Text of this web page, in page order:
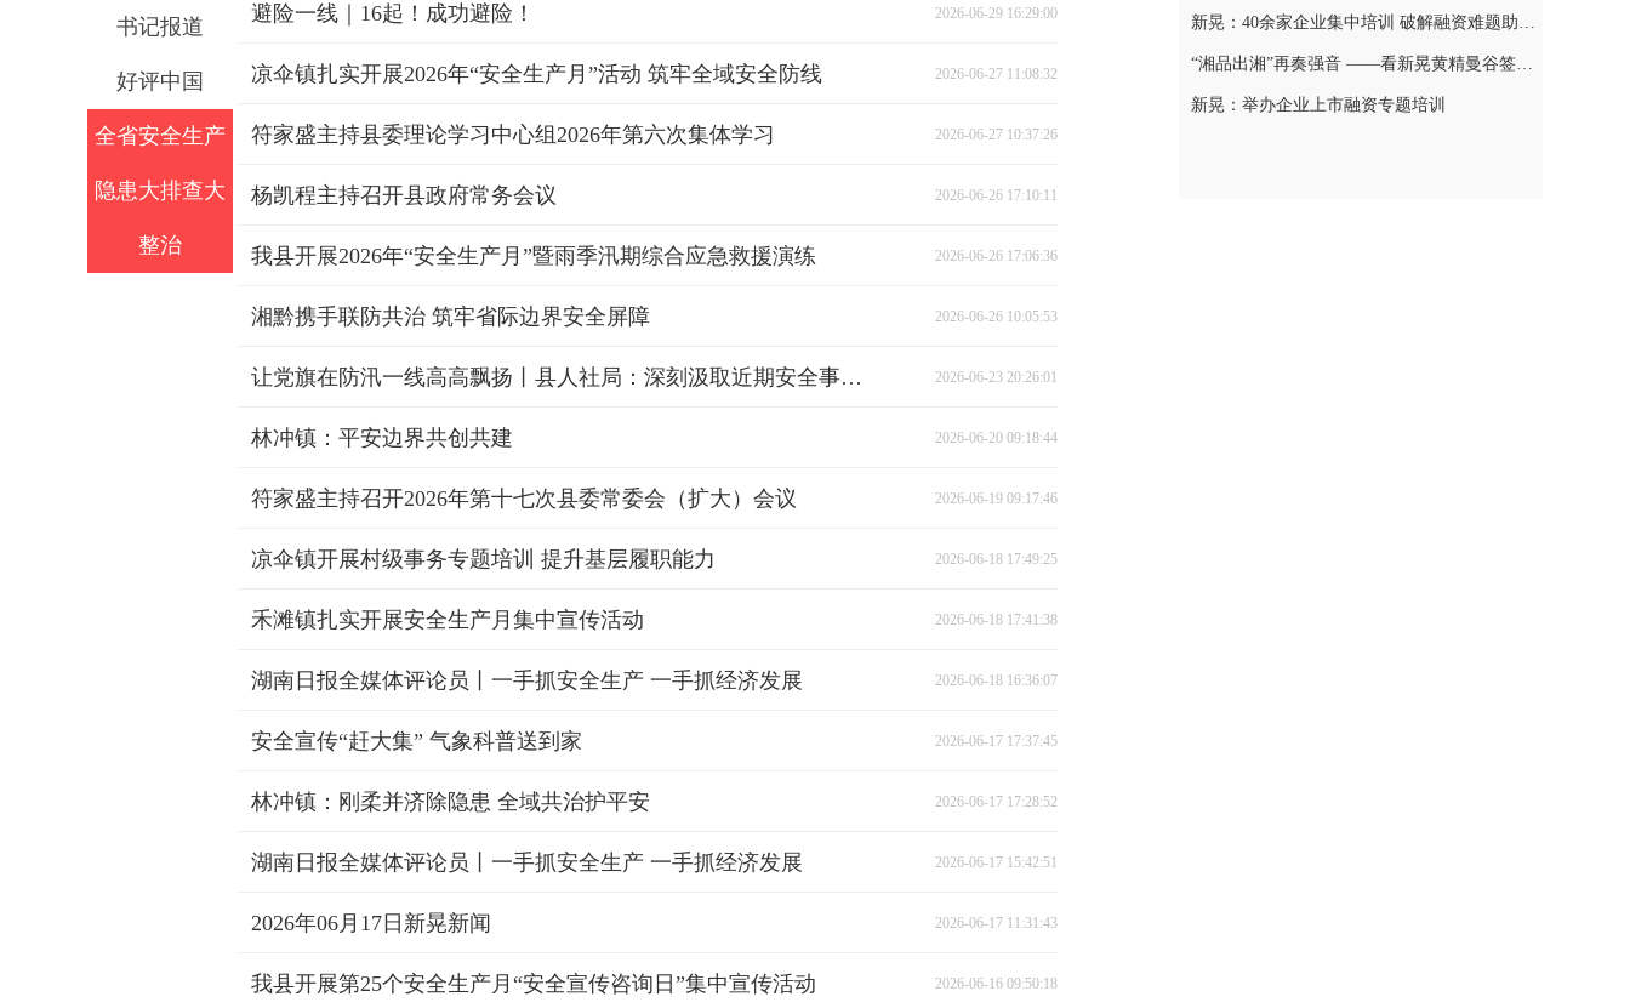
书记报道
好评中国
全省安全生产
隐患大排查大
整治
避险一线｜16起！成功避险！ 2026-06-29 16:29:00
凉伞镇扎实开展2026年“安全生产月”活动 筑牢全域安全防线 2026-06-27 11:08:32
符家盛主持县委理论学习中心组2026年第六次集体学习 2026-06-27 10:37:26
杨凯程主持召开县政府常务会议 2026-06-26 17:10:11
我县开展2026年“安全生产月”暨雨季汛期综合应急救援演练 2026-06-26 17:06:36
湘黔携手联防共治 筑牢省际边界安全屏障 2026-06-26 10:05:53
让党旗在防汛一线高高飘扬丨县人社局：深刻汲取近期安全事故教训 织密防汛防火安全网 2026-06-23 20:26:01
林冲镇：平安边界共创共建 2026-06-20 09:18:44
符家盛主持召开2026年第十七次县委常委会（扩大）会议 2026-06-19 09:17:46
凉伞镇开展村级事务专题培训 提升基层履职能力 2026-06-18 17:49:25
禾滩镇扎实开展安全生产月集中宣传活动 2026-06-18 17:41:38
湖南日报全媒体评论员丨一手抓安全生产 一手抓经济发展 2026-06-18 16:36:07
安全宣传“赶大集” 气象科普送到家 2026-06-17 17:37:45
林冲镇：刚柔并济除隐患 全域共治护平安 2026-06-17 17:28:52
湖南日报全媒体评论员丨一手抓安全生产 一手抓经济发展 2026-06-17 15:42:51
2026年06月17日新晃新闻 2026-06-17 11:31:43
我县开展第25个安全生产月“安全宣传咨询日”集中宣传活动 2026-06-16 09:50:18
新晃：40余家企业集中培训 破解融资难题助力发展
“湘品出湘”再奏强音 ——看新晃黄精曼谷签单背后的“强链密码”
新晃：举办企业上市融资专题培训